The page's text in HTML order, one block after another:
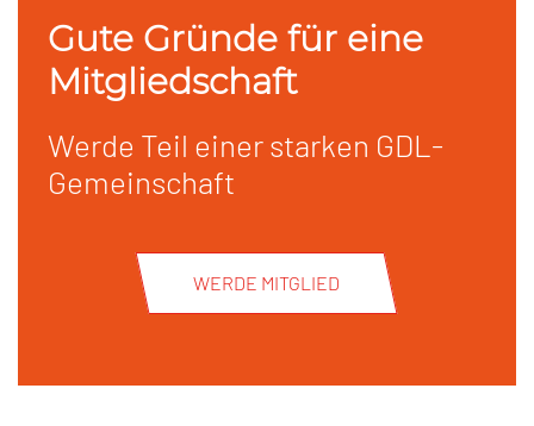
Gute Gründe für eine
Mitgliedschaft
Werde Teil einer starken GDL-
Gemeinschaft
WERDE MITGLIED